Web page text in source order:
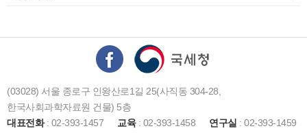
(03028) 서울 종로구 인왕산로1길 25(사직동 304-28,
한국사회과학자료원 건물) 5층
대표전화: 02-393-1457 교육: 02-393-1458 연구실 : 02-393-1459